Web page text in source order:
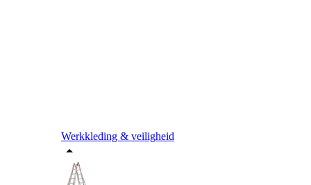
Werkkleding & veiligheid